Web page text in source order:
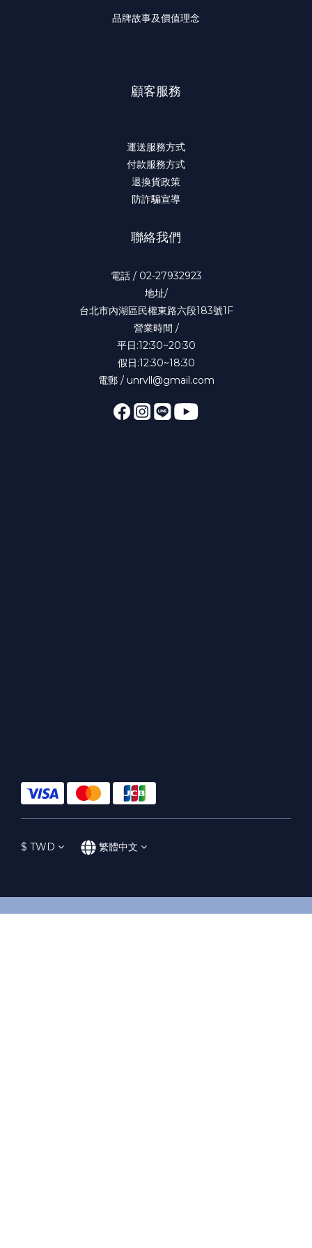
品牌故事及價值理念
顧客服務
運送服務方式
付款服務方式
退換貨政策
防詐騙宣導
聯絡我們
電話 / 02-27932923
地址/
台北市內湖區民權東路六段183號1F
營業時間 /
平日:12:30~20:30
假日:12:30~18:30
電郵 / unrvll@gmail.com
$ TWD 繁體中文